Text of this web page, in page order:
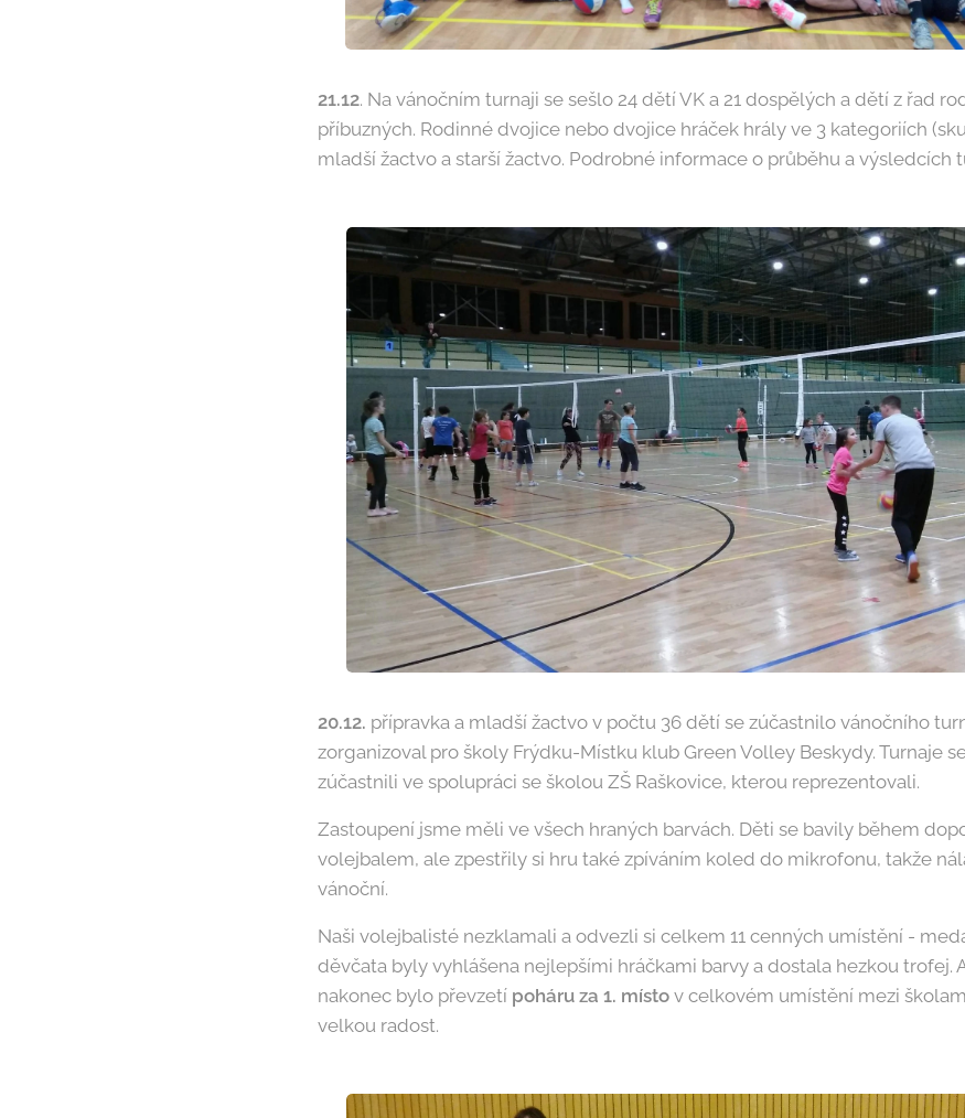
21.12. Na vánočním turnaji se sešlo 24 dětí VK a 21 dospělých a dětí z řad
příbuzných. Rodinné dvojice nebo dvojice hráček hrály ve 3 kategoriích
mladší žactvo a starší žactvo. Podrobné informace o průběhu a výsledcích
20.12. přípravka a mladší žactvo v počtu 36 dětí se zúčastnilo vánočního
zorganizoval pro školy Frýdku-Místku klub Green Volley Beskydy. Turnaje
zúčastnili ve spolupráci se školou ZŠ Raškovice, kterou reprezentovali.
Zastoupení jsme měli ve všech hraných barvách. Děti se bavily během
volejbalem, ale zpestřily si hru také zpíváním koled do mikrofonu, takže
vánoční.
Naši volejbalisté nezklamali a odvezli si celkem 11 cenných umístění -
děvčata byly vyhlášena nejlepšími hráčkami barvy a dostala hezkou trofej.
nakonec bylo převzetí poháru za 1. místov celkovém umístění mezi
velkou radost.